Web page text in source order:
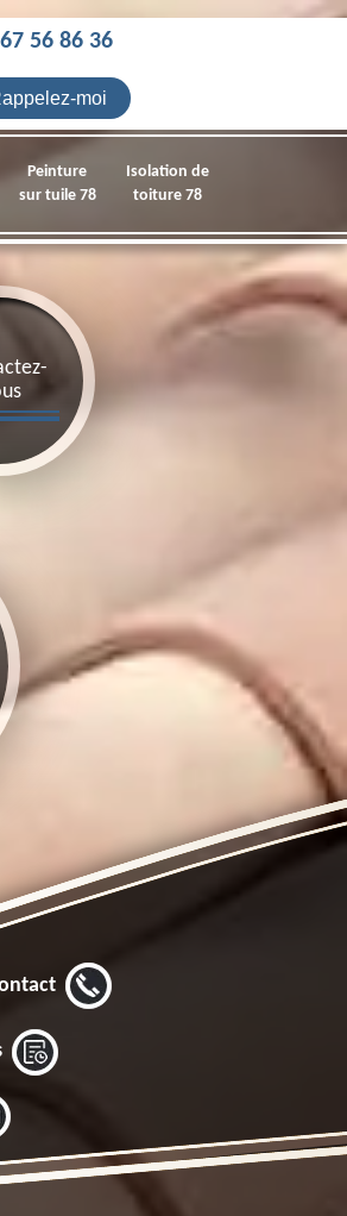
56 86 36
Peinture
sur tuile 78
Isolation de
toiture 78